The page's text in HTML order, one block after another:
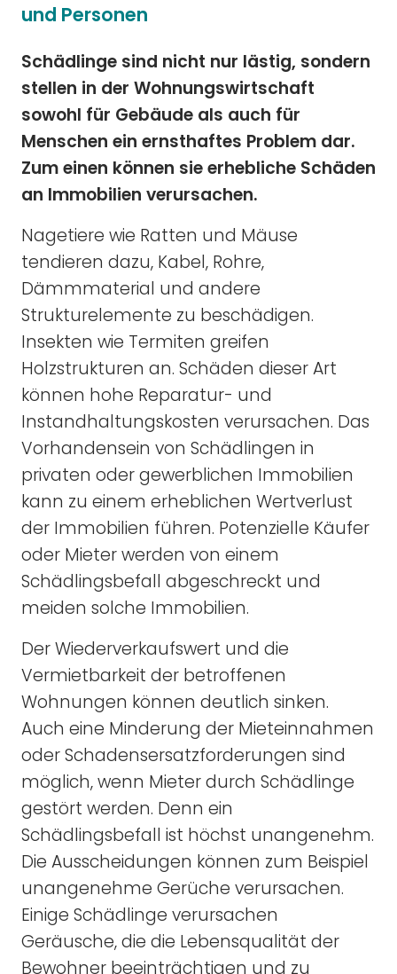
und Personen
Schädlinge sind nicht nur lästig, sondern
stellen in der Wohnungswirtschaft
sowohl für Gebäude als auch für
Menschen ein ernsthaftes Problem dar.
Zum einen können sie erhebliche Schäden
an Immobilien verursachen.
Nagetiere wie Ratten und Mäuse
tendieren dazu, Kabel, Rohre,
Dämmmaterial und andere
Strukturelemente zu beschädigen.
Insekten wie Termiten greifen
Holzstrukturen an. Schäden dieser Art
können hohe Reparatur- und
Instandhaltungskosten verursachen. Das
Vorhandensein von Schädlingen in
privaten oder gewerblichen Immobilien
kann zu einem erheblichen Wertverlust
der Immobilien führen. Potenzielle Käufer
oder Mieter werden von einem
Schädlingsbefall abgeschreckt und
meiden solche Immobilien.
Der Wiederverkaufswert und die
Vermietbarkeit der betroffenen
Wohnungen können deutlich sinken.
Auch eine Minderung der Mieteinnahmen
oder Schadensersatzforderungen sind
möglich, wenn Mieter durch Schädlinge
gestört werden. Denn ein
Schädlingsbefall ist höchst unangenehm.
Die Ausscheidungen können zum Beispiel
unangenehme Gerüche verursachen.
Einige Schädlinge verursachen
Geräusche, die die Lebensqualität der
Bewohner beeinträchtigen und zu